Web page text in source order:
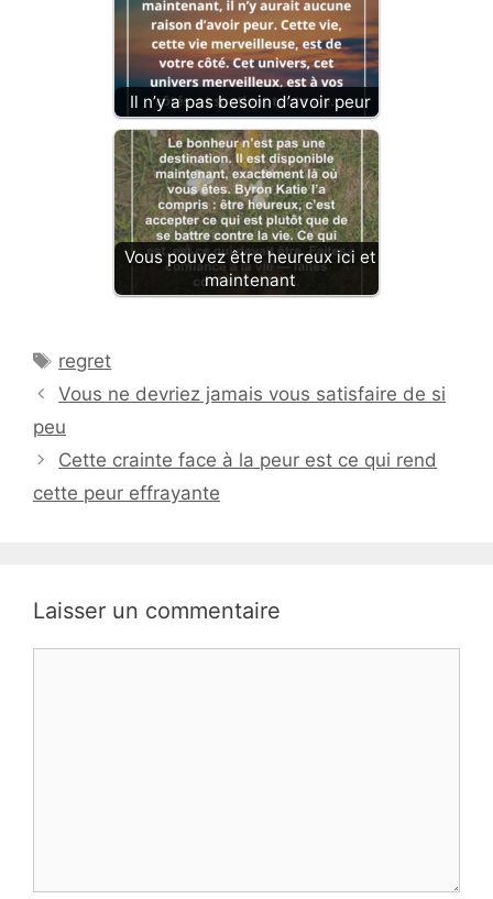
Il n’y a pas besoin d’avoir peur
Vous pouvez être heureux ici et
maintenant
Étiquettes
regret
Vous ne devriez jamais vous satisfaire de si
peu
Cette crainte face à la peur est ce qui rend
cette peur effrayante
Laisser un commentaire